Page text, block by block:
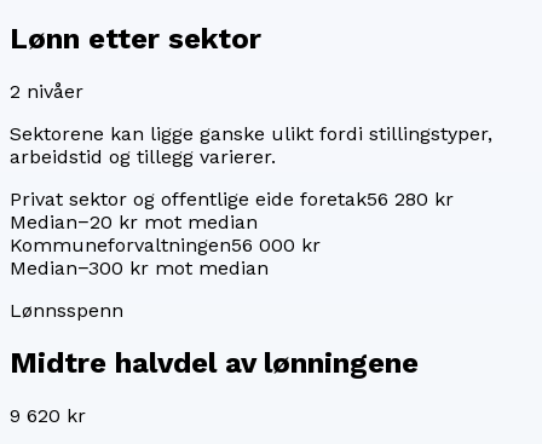
Lønn etter sektor
2 nivåer
Sektorene kan ligge ganske ulikt fordi stillingstyper,
arbeidstid og tillegg varierer.
Privat sektor og offentlige eide foretak56 280 kr
Median−20 kr mot median
Kommuneforvaltningen56 000 kr
Median−300 kr mot median
Lønnsspenn
Midtre halvdel av lønningene
9 620 kr